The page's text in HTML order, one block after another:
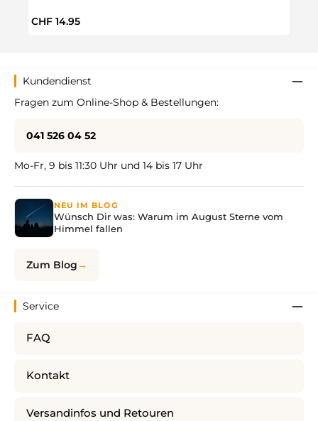
Regulärer Preis:
CHF 14.95
Kundendienst
Fragen zum Online-Shop & Bestellungen:
041 526 04 52
Mo-Fr, 9 bis 11:30 Uhr und 14 bis 17 Uhr
NEU IM BLOG
Wünsch Dir was: Warum im August Sterne vom
Himmel fallen
Zum Blog
Service
FAQ
Kontakt
Versandinfos und Retouren